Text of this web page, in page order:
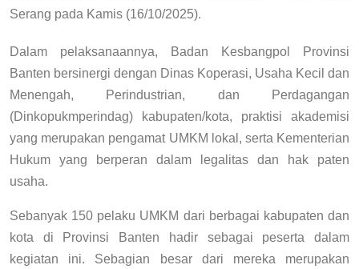
Serang pada Kamis (16/10/2025).
Dalam pelaksanaannya, Badan Kesbangpol Provinsi
Banten bersinergi dengan Dinas Koperasi, Usaha Kecil dan
Menengah, Perindustrian, dan Perdagangan
(Dinkopukmperindag) kabupaten/kota, praktisi akademisi
yang merupakan pengamat UMKM lokal, serta Kementerian
Hukum yang berperan dalam legalitas dan hak paten
usaha.
Sebanyak 150 pelaku UMKM dari berbagai kabupaten dan
kota di Provinsi Banten hadir sebagai peserta dalam
kegiatan ini. Sebagian besar dari mereka merupakan